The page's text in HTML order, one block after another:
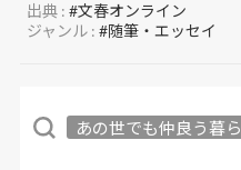
出典 :#文春オンライン
ジャンル :#随筆・エッセイ
あの世でも仲良う暮